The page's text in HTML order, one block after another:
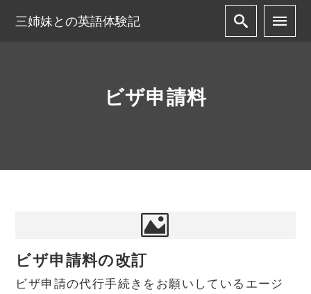
三姉妹との英語体験記
ビザ申請料
ビザ申請料の改訂
ビザ申請の代行手続きをお願いしているエージ